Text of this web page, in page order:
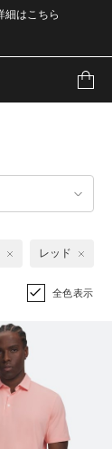
細はこちら
レッド
全色表示